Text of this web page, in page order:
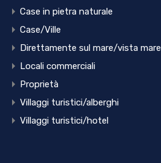
Case in pietra naturale
Case/Ville
Direttamente sul mare/vista mare
Locali commerciali
Proprietà
Villaggi turistici/alberghi
Villaggi turistici/hotel